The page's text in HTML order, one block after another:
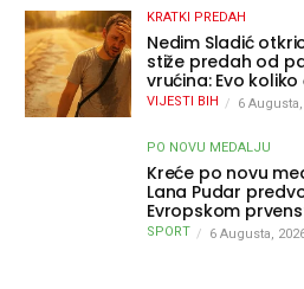
KRATKI PREDAH
Nedim Sladić
stiže predah od
vrućina: Evo
osvježenje u BiH
VIJESTI BIH 6
PO NOVU MEDALJU
Kreće po novu
Lana Pudar
Evropskom
Parizu
SPORT 6 Augusta,